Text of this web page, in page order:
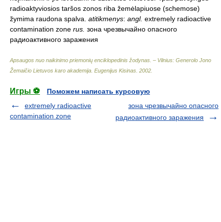
radioaktyviosios taršos zonos riba žemėlapiuose (schemose)
žymima raudona spalva. atitikmenys: angl. extremely radioactive
contamination zone rus. зона чрезвычайно опасного
радиоактивного заражения
Apsaugos nuo naikinimo priemonių enciklopedinis žodynas. – Vilnius: Generolo Jono
Žemaičio Lietuvos karo akademija Eugenijus Kisinas 2002
Игры ⚽
Поможем написать курсовую
extremely radioactive
contamination zone
зона чрезвычайно опасного
радиоактивного заражения